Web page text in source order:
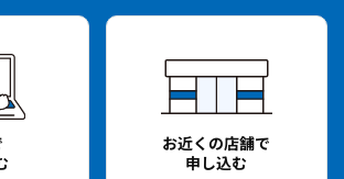
お近くの店舗で
申し込む